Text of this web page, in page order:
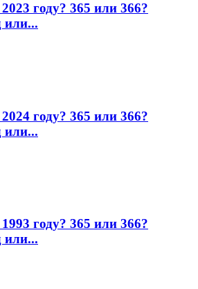
году? 365 или 366?
или...
году? 365 или 366?
или...
году? 365 или 366?
или...